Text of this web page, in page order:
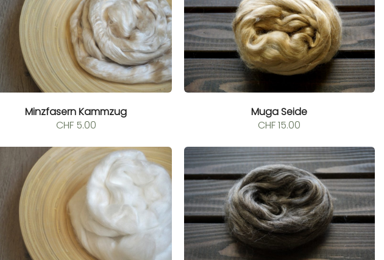
Minzfasern Kammzug
CHF5.00
Muga Seide
CHF15.00